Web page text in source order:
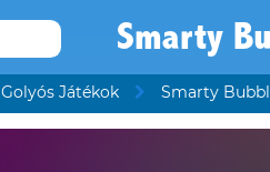
Smarty
Golyós Játékok Smarty